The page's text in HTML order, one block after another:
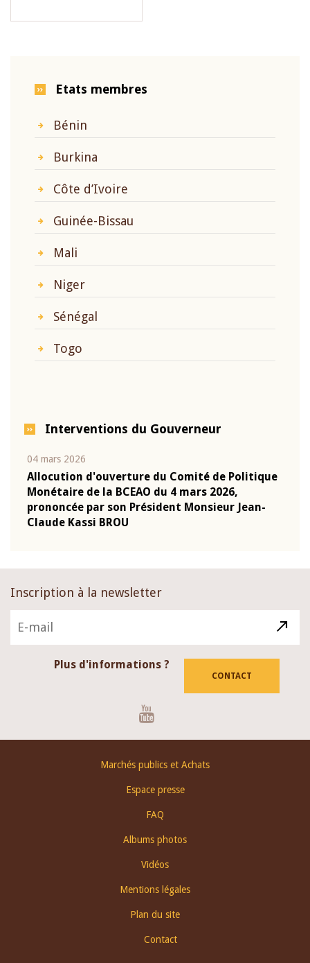
Etats membres
Bénin
Burkina
Côte d’Ivoire
Guinée-Bissau
Mali
Niger
Sénégal
Togo
Interventions du Gouverneur
04 mars 2026
Allocution d'ouverture du Comité de Politique
Monétaire de la BCEAO du 4 mars 2026,
prononcée par son Président Monsieur Jean-
Claude Kassi BROU
Inscription à la newsletter
Plus d'informations ?
CONTACT
Marchés publics et Achats
Espace presse
FAQ
Albums photos
Vidéos
Mentions légales
Plan du site
Contact